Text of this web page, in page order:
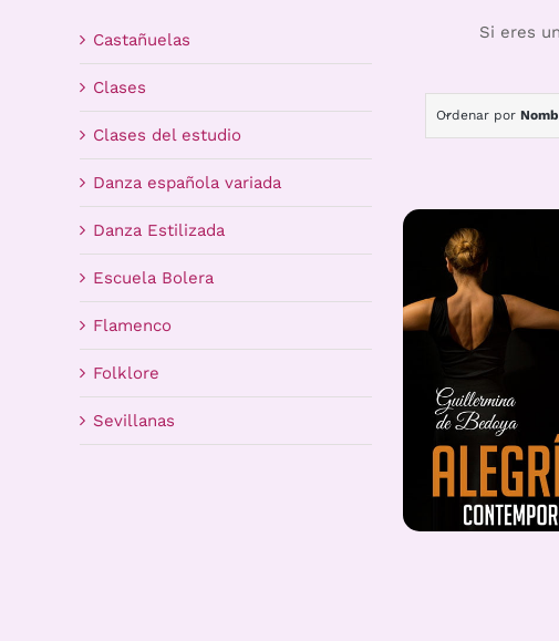
Castañuelas
Clases
Clases del estudio
Danza española variada
Danza Estilizada
Escuela Bolera
Flamenco
Folklore
Sevillanas
Si eres
Ordenar por